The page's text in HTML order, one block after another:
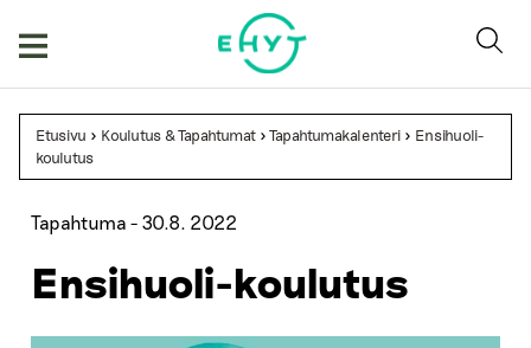
Etusivu > Koulutus & Tapahtumat >Tapahtumakalenteri > Ensihuoli-
koulutus
Tapahtuma - 30.8. 2022
Ensihuoli-koulutus